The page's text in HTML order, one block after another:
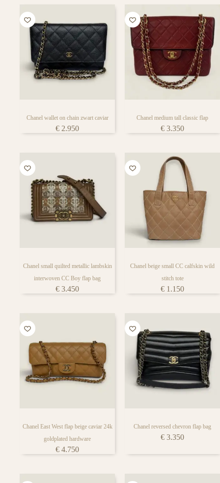
Chanel wallet on chain zwart caviar
€ 2.950
Chanel medium tall classic flap
€ 3.350
Chanel small quilted metallic lambskin
interwoven CC Boy flap bag
€ 3.450
Chanel beige small CC calfskin wild
stitch tote
€ 1.150
Chanel East West flap beige caviar 24k
goldplated hardware
€ 4.750
Chanel reversed chevron flap bag
€ 3.350